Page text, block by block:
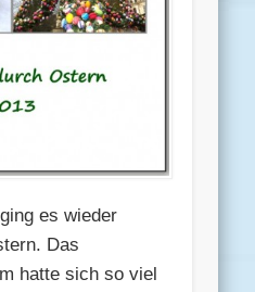
es wieder
Das
hatte sich so viel